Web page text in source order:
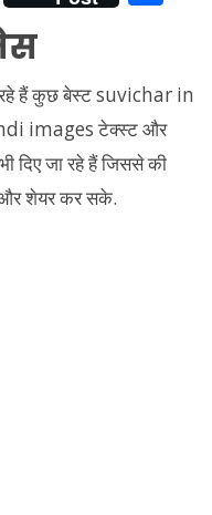
k
ai k
dI
n
e
हैं कुछ बेस्ट suvichar in
images टेक्स्ट और
दिए जा रहे हैं जिससे की
और शेयर कर सके.